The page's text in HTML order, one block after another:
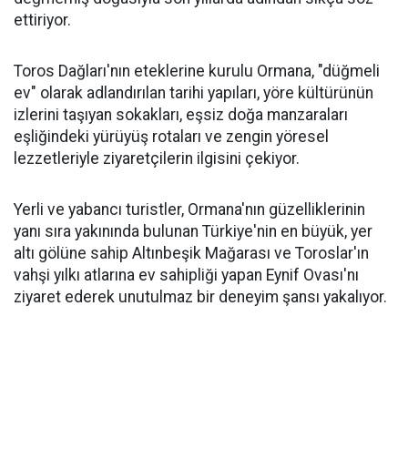
ettiriyor.
Toros Dağları'nın eteklerine kurulu Ormana, "düğmeli
ev" olarak adlandırılan tarihi yapıları, yöre kültürünün
izlerini taşıyan sokakları, eşsiz doğa manzaraları
eşliğindeki yürüyüş rotaları ve zengin yöresel
lezzetleriyle ziyaretçilerin ilgisini çekiyor.
Yerli ve yabancı turistler, Ormana'nın güzelliklerinin
yanı sıra yakınında bulunan Türkiye'nin en büyük, yer
altı gölüne sahip Altınbeşik Mağarası ve Toroslar'ın
vahşi yılkı atlarına ev sahipliği yapan Eynif Ovası'nı
ziyaret ederek unutulmaz bir deneyim şansı yakalıyor.